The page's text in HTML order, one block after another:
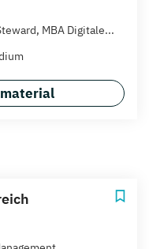
MBA Digitale...